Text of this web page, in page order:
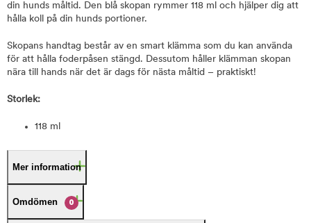
din hunds måltid. Den blå skopan rymmer 118 ml och hjälper dig att
hålla koll på din hunds portioner.
Skopans handtag består av en smart klämma som du kan använda
för att hålla foderpåsen stängd. Dessutom håller klämman skopan
nära till hands när det är dags för nästa måltid – praktiskt!
Storlek:
118 ml
Mer information
Omdömen 0